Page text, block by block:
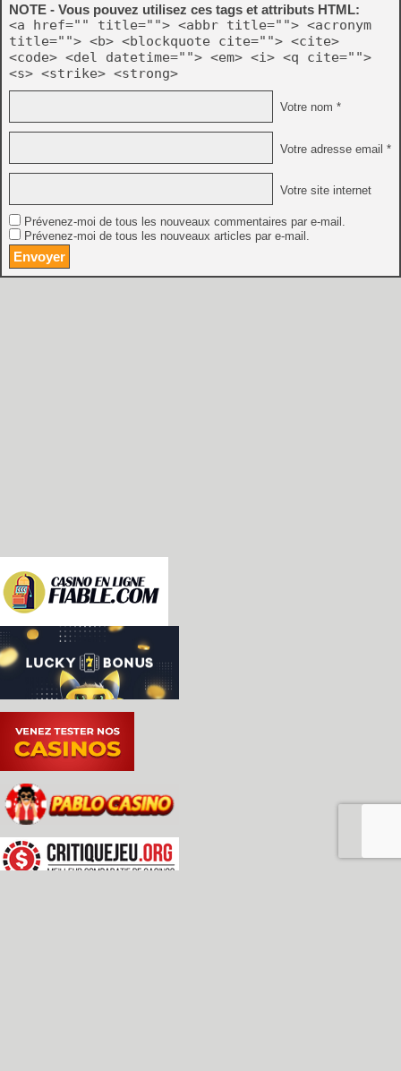
NOTE - Vous pouvez utilisez ces tags et attributs HTML:
<a href="" title=""> <abbr title=""> <acronym
title=""> <b> <blockquote cite=""> <cite>
<code> <del datetime=""> <em> <i> <q cite="">
<s> <strike> <strong>
Votre nom *
Votre adresse email *
Votre site internet
Prévenez-moi de tous les nouveaux commentaires par e-mail.
Prévenez-moi de tous les nouveaux articles par e-mail.